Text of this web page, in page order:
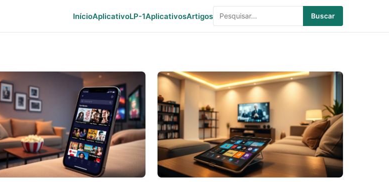
InícioAplicativoLP-1AplicativosArtigos Buscar